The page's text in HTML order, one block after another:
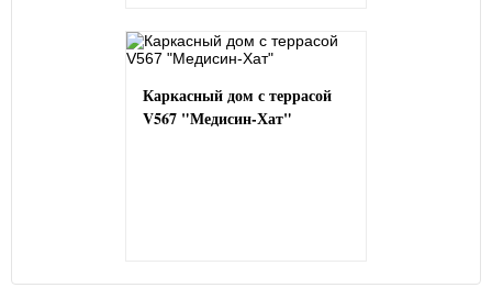
Каркасный дом с террасой
V567 "Медисин-Хат"